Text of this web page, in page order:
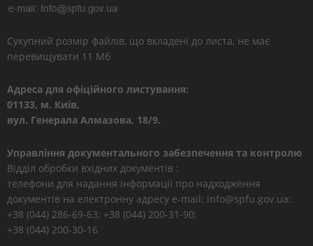
Сукупний розмір файлів, що вкладені до листа, не має
перевищувати 11 Мб
Адреса для офіційного листування:
01133, м. Київ,
вул. Генерала Алмазова, 18/9.
Управління документального забезпечення та контролю
Відділ обробки вхідних документів :
телефони для надання інформації про надходження
документів на електронну адресу e-mail: info@spfu.gov.ua:
+38 (044) 286-69-63; +38 (044) 200-31-90;
+38 (044) 200-30-16